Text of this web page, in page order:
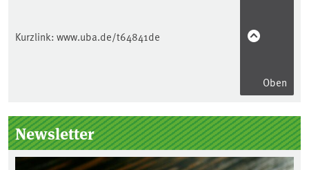
Kurzlink: www.uba.de/t64841de
Oben
Seitenleiste
Newsletter